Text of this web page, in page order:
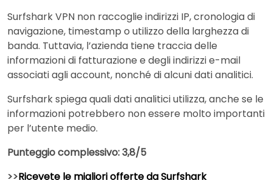
Surfshark VPN non raccoglie indirizzi IP, cronologia di
navigazione, timestamp o utilizzo della larghezza di
banda. Tuttavia, l’azienda tiene traccia delle
informazioni di fatturazione e degli indirizzi e-mail
associati agli account, nonché di alcuni dati analitici.
Surfshark spiega quali dati analitici utilizza, anche se le
informazioni potrebbero non essere molto importanti
per l’utente medio.
Punteggio complessivo: 3,8/5
>>Ricevete le migliori offerte da Surfshark